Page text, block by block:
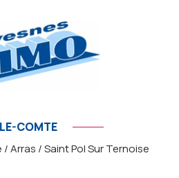
COMTE
Arras / Saint Pol Sur Ternoise